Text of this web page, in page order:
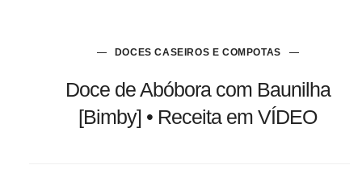
DOCES CASEIROS E COMPOTAS
Doce de Abóbora com Baunilha
[Bimby] • Receita em VÍDEO